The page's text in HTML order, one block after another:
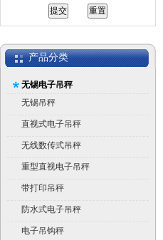
产品分类
无锡电子吊秤
无锡吊秤
直视式电子吊秤
无线数传式吊秤
重型直视电子吊秤
带打印吊秤
防水式电子吊秤
电子吊钩秤